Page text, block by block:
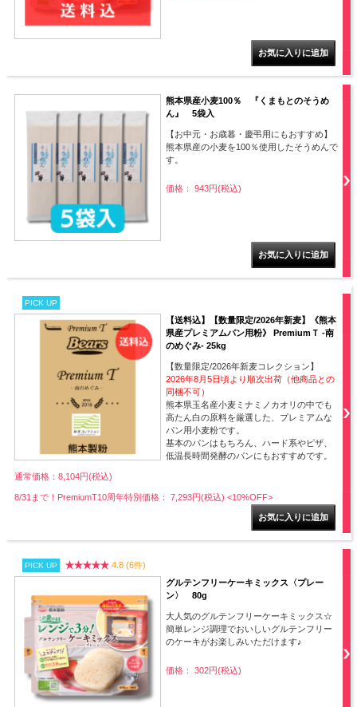
熊本県産小麦100％ 『くまもとのそうめ
ん』 5袋入
【お中元・お歳暮・慶弔用にもおすすめ】
熊本県産の小麦を100％使用したそうめんで
す。
価格： 943円(税込)
PICK UP
【送料込】【数量限定/2026年新麦】《熊本
県産プレミアムパン用粉》 PremiumＴ -南
のめぐみ- 25kg
【数量限定/2026年新麦コレクション】
2026年8月5日頃より順次出荷（他商品との
同梱不可）
熊本県玉名産小麦ミナミノカオリの中でも
高たん白の原料を厳選した、プレミアムな
パン用小麦粉です。
基本のパンはもちろん、ハード系やピザ、
低温長時間発酵のパンにもおすすめです。
通常価格：8,104円(税込)
8/31まで！PremiumT10周年特別価格： 7,293円(税込) <10%OFF>
PICK UP
4.8 (6件)
グルテンフリーケーキミックス〈プレー
ン〉 80g
大人気のグルテンフリーケーキミックス☆
簡単レンジ調理でおいしいグルテンフリー
のケーキがお楽しみいただけます♪
価格： 302円(税込)